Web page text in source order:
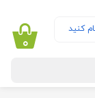
کنید
۰